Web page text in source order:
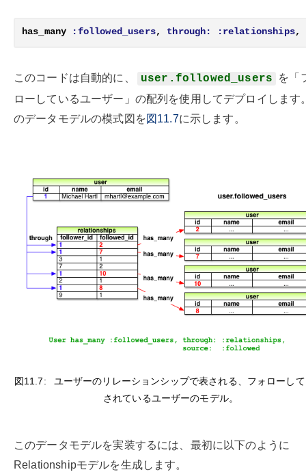
has_many :followed_users, through: :relationships,
このコードは自動的に、 user.followed_users
を「
ローしているユーザー」の配列を使用してデプロイします
のデータモデルの模式図を図11.7に示します。
図11.7:
ユーザーのリレーションシップで表される、フォローし
されているユーザーのモデル。
このデータモデルを実装するには、最初に以下のように
Relationshipモデルを生成します。